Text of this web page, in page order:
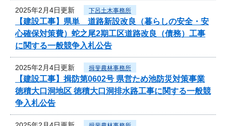
2025年2月4日更新 下呂土木事務所
【建設工事】県単 道路新設改良（暮らしの安全・安
心確保対策費）蛇之尾2期工区道路改良（債務）工事
に関する一般競争入札公告
2025年2月4日更新 揖斐農林事務所
【建設工事】揖防第0602号 県営ため池防災対策事業
徳積大口洞地区 徳積大口洞排水路工事に関する一般競
争入札公告